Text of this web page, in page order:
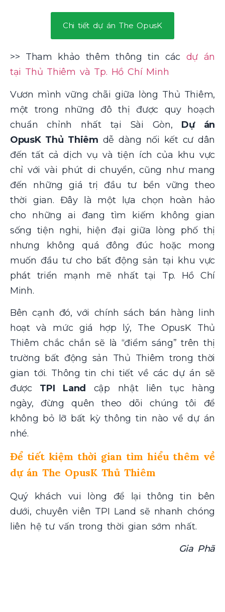
Chi tiết dự án The OpusK
>> Tham khảo thêm thông tin các dự án
tại Thủ Thiêm và Tp. Hồ Chí Minh
Vươn mình vững chãi giữa lòng Thủ Thiêm,
một trong những đô thị được quy hoạch
chuẩn chỉnh nhất tại Sài Gòn, Dự án
OpusK Thủ Thiêm dễ dàng nối kết cư dân
đến tất cả dịch vụ và tiện ích của khu vực
chỉ với vài phút di chuyển, cũng như mang
đến những giá trị đầu tư bền vững theo
thời gian. Đây là một lựa chọn hoàn hảo
cho những ai đang tìm kiếm không gian
sống tiện nghi, hiện đại giữa lòng phố thị
nhưng không quá đông đúc hoặc mong
muốn đầu tư cho bất động sản tại khu vực
phát triển mạnh mẽ nhất tại Tp. Hồ Chí
Minh.
Bên cạnh đó, với chính sách bán hàng linh
hoạt và mức giá hợp lý, The OpusK Thủ
Thiêm chắc chắn sẽ là “điểm sáng” trên thị
trường bất động sản Thủ Thiêm trong thời
gian tới. Thông tin chi tiết về các dự án sẽ
được TPI Land
cập nhật liên tục hàng
ngày, đừng quên theo dõi chúng tôi để
không bỏ lỡ bất kỳ thông tin nào về dự án
nhé.
Để tiết kiệm thời gian tìm hiểu thêm về
dự án The OpusK Thủ Thiêm
Quý khách vui lòng để lại thông tin bên
dưới, chuyên viên TPI Land sẽ nhanh chóng
liên hệ tư vấn trong thời gian sớm nhất.
Gia Phã